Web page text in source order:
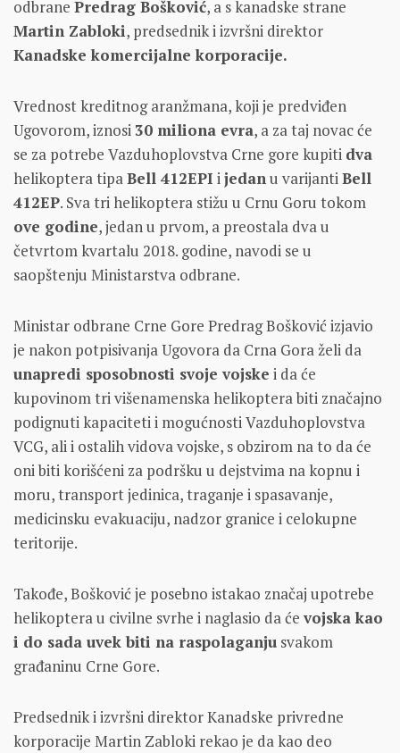
odbrane Predrag Bošković, a s kanadske strane
Martin Zabloki, predsednik i izvršni direktor
Kanadske komercijalne korporacije.
Vrednost kreditnog aranžmana, koji je predviđen
Ugovorom, iznosi 30 miliona evra, a za taj novac će
se za potrebe Vazduhoplovstva Crne gore kupiti dva
helikoptera tipaBell 412EPI ijedanu varijantiBell
412EP. Sva tri helikoptera stižu u Crnu Goru tokom
ove godine, jedan u prvom, a preostala dva u
četvrtom kvartalu 2018. godine, navodi se u
saopštenju Ministarstva odbrane.
Ministar odbrane Crne Gore Predrag Bošković izjavio
je nakon potpisivanja Ugovora da Crna Gora želi da
unapredi sposobnosti svoje vojske i da će
kupovinom tri višenamenska helikoptera biti značajno
podignuti kapaciteti i mogućnosti Vazduhoplovstva
VCG, ali i ostalih vidova vojske, s obzirom na to da će
oni biti korišćeni za podršku u dejstvima na kopnu i
moru, transport jedinica, traganje i spasavanje,
medicinsku evakuaciju, nadzor granice i celokupne
teritorije.
Takođe, Bošković je posebno istakao značaj upotrebe
helikoptera u civilne svrhe i naglasio da će vojska kao
i do sada uvek biti na raspolaganju svakom
građaninu Crne Gore.
Predsednik i izvršni direktor Kanadske privredne
korporacije Martin Zabloki rekao je da kao deo